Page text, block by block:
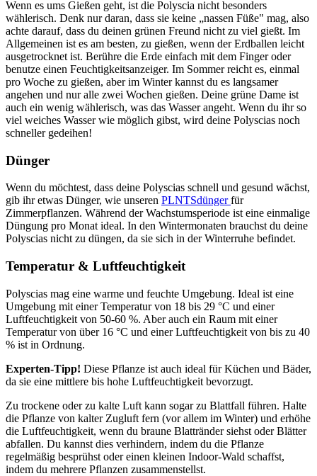
Wenn es ums Gießen geht, ist die Polyscia nicht besonders
wählerisch. Denk nur daran, dass sie keine „nassen Füße" mag, also
achte darauf, dass du deinen grünen Freund nicht zu viel gießt. Im
Allgemeinen ist es am besten, zu gießen, wenn der Erdballen leicht
ausgetrocknet ist. Berühre die Erde einfach mit dem Finger oder
benutze einen Feuchtigkeitsanzeiger. Im Sommer reicht es, einmal
pro Woche zu gießen, aber im Winter kannst du es langsamer
angehen und nur alle zwei Wochen gießen. Deine grüne Dame ist
auch ein wenig wählerisch, was das Wasser angeht. Wenn du ihr so
viel weiches Wasser wie möglich gibst, wird deine Polyscias noch
schneller gedeihen!
Dünger
Wenn du möchtest, dass deine Polyscias schnell und gesund wächst,
gib ihr etwas Dünger, wie unseren PLNTSdüngerfür
Zimmerpflanzen. Während der Wachstumsperiode ist eine einmalige
Düngung pro Monat ideal. In den Wintermonaten brauchst du deine
Polyscias nicht zu düngen, da sie sich in der Winterruhe befindet.
Temperatur & Luftfeuchtigkeit
Polyscias mag eine warme und feuchte Umgebung. Ideal ist eine
Umgebung mit einer Temperatur von 18 bis 29 °C und einer
Luftfeuchtigkeit von 50-60 %. Aber auch ein Raum mit einer
Temperatur von über 16 °C und einer Luftfeuchtigkeit von bis zu 40
% ist in Ordnung.
Experten-Tipp! Diese Pflanze ist auch ideal für Küchen und Bäder,
da sie eine mittlere bis hohe Luftfeuchtigkeit bevorzugt.
Zu trockene oder zu kalte Luft kann sogar zu Blattfall führen. Halte
die Pflanze von kalter Zugluft fern (vor allem im Winter) und erhöhe
die Luftfeuchtigkeit, wenn du braune Blattränder siehst oder Blätter
abfallen. Du kannst dies verhindern, indem du die Pflanze
regelmäßig besprühst oder einen kleinen Indoor-Wald schaffst,
indem du mehrere Pflanzen zusammenstellst.